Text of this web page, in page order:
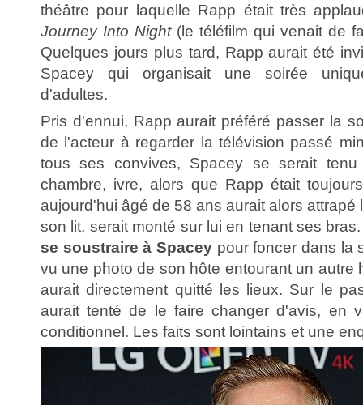
théâtre pour laquelle Rapp était très
Journey Into Night(le téléfilm qui venait de
Quelques jours plus tard, Rapp aurait été
Spacey qui organisait une soirée
d'adultes.
Pris d'ennui, Rapp aurait préféré passer la
de l'acteur à regarder la télévision passé
tous ses convives, Spacey se serait
chambre, ivre, alors que Rapp était
aujourd'hui âgé de 58 ans aurait alors attrapé
son lit, serait monté sur lui en tenant ses
se soustraire à Spacey pour foncer dans la
vu une photo de son hôte entourant un autre
aurait directement quitté les lieux. Sur le
aurait tenté de le faire changer d'avis, en
conditionnel. Les faits sont lointains et une